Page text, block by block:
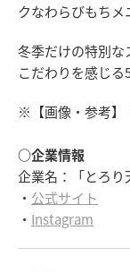
クなわらびもちメ
冬季だけの特別な
こだわりを感じ
※【画像・参考】
○企業情報
企業名：「とろり
・ 公式サイト
・ Instagram